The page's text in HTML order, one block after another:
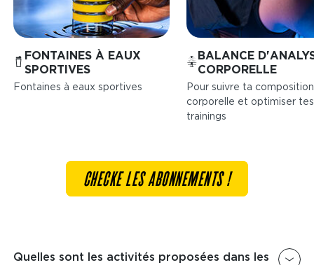
FONTAINES À EAUX
SPORTIVES
Fontaines à eaux sportives
BALANCE
CORPORELLE
Pour suivre ta composition
corporelle et optimiser tes
trainings
CHECKE LES ABONNEMENTS !
Quelles sont les activités proposées dans les